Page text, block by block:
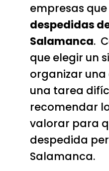
empresas
despedidas
Salamanca.
que elegir un
organizar
una tarea
recomendar
valorar para
despedida
Salamanca.